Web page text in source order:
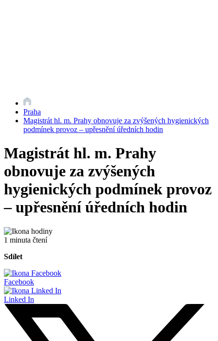
Praha
Magistrát hl. m. Prahy obnovuje za zvýšených hygienických
podmínek provoz – upřesnění úředních hodin
Magistrát hl. m. Prahy
obnovuje za zvýšených
hygienických podmínek provoz
– upřesnění úředních hodin
1 minuta čtení
Sdílet
Facebook
Linked In